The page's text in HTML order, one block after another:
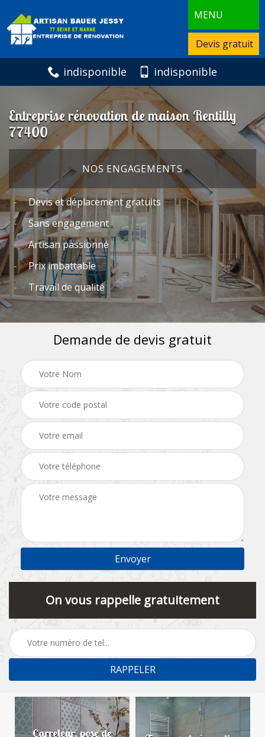
MENU
Devis gratuit
indisponible indisponible
Entreprise rénovation de maison Rentilly
77400
NOS ENGAGEMENTS
Devis et déplacement gratuits
Sans engagement
Artisan passionné
Prix imbattable
Travail de qualité
Demande de devis gratuit
On vous rappelle gratuitement
Carreleur, pose de